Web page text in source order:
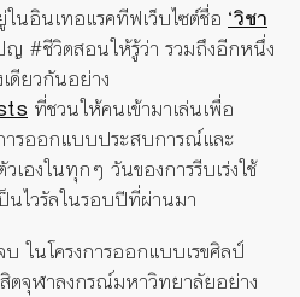
นอินเทอแรคทีฟเว็บไซต์ชื่อ ‘วิชา
#ชีวิตสอนให้รู้ว่า รวมถึงอีกหนึ่ง
ดียวกันอย่าง
ที่ชวนให้คนเข้ามาเล่นเพื่อ
ารออกแบบประสบการณ์และ
เองในทุกๆ วันของการรีบเร่งใช้
นไวรัลในรอบปีที่ผ่านมา
บ ในโครงการออกแบบเรขศิลป์
ตจุฬาลงกรณ์มหาวิทยาลัยอย่าง